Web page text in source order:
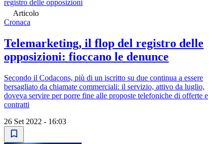
registro delle opposizioni
Articolo
Cronaca
Telemarketing, il flop del registro delle
opposizioni: fioccano le denunce
Secondo il Codacons, più di un iscritto su due continua a essere
bersagliato da chiamate commerciali: il servizio, attivo da luglio,
doveva servire per porre fine alle proposte telefoniche di offerte e
contratti
26 Set 2022 - 16:03